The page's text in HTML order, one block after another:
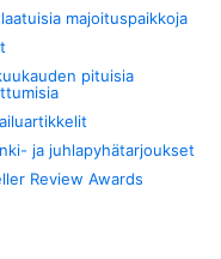
majoituspaikkoja
pituisia
ja juhlapyhätarjoukset
Review Awards